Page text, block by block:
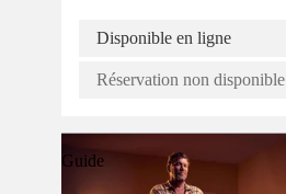
Disponible en ligne
Réservation non disponible
Guide